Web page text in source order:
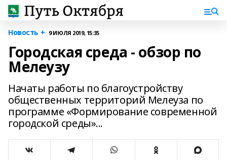
Новость + 9 ИЮЛЯ 2019, 15:35
Городская среда - обзор по
Мелеузу
Начаты работы по благоустройству
общественных территорий Мелеуза по
программе «Формирование современной
городской среды»...